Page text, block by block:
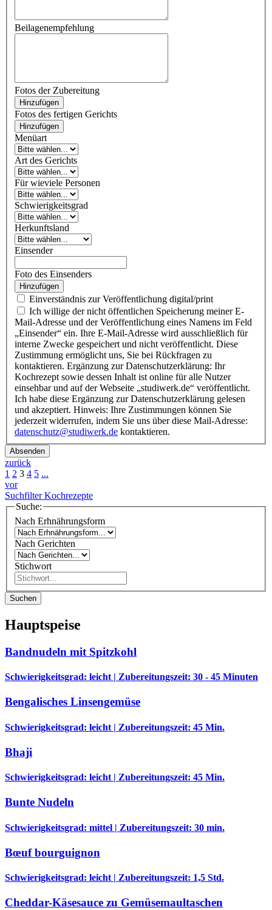
Beilagenempfehlung
Fotos der Zubereitung
Hinzufügen
Fotos des fertigen Gerichts
Hinzufügen
Menüart
Art des Gerichts
Für wieviele Personen
Schwierigkeitsgrad
Herkunftsland
Einsender
Foto des Einsenders
Hinzufügen
Einverständnis zur Veröffentlichung digital/print
Ich willige der nicht öffentlichen Speicherung meiner E-
Mail-Adresse und der Veröffentlichung eines Namens im Feld
„Einsender“ ein. Ihre E-Mail-Adresse wird ausschließlich für
interne Zwecke gespeichert und nicht veröffentlicht. Diese
Zustimmung ermöglicht uns, Sie bei Rückfragen zu
kontaktieren. Ergänzung zur Datenschutzerklärung: Ihr
Kochrezept sowie dessen Inhalt ist online für alle Nutzer
einsehbar und auf der Webseite „studiwerk.de“ veröffentlicht.
Ich habe diese Ergänzung zur Datenschutzerklärung gelesen
und akzeptiert. Hinweis: Ihre Zustimmungen können Sie
jederzeit widerrufen, indem Sie uns über diese Mail-Adresse:
datenschutz@studiwerk.de kontaktieren.
Absenden
zurück
1 2 3 4 5 ...
vor
Suchfilter Kochrezepte
Suche:
Nach Erhnährungsform
Nach Gerichten
Stichwort
Suchen
Hauptspeise
Bandnudeln mit Spitzkohl
Schwierigkeitsgrad: leicht | Zubereitungszeit: 30 - 45 Minuten
Bengalisches Linsengemüse
Schwierigkeitsgrad: leicht | Zubereitungszeit: 45 Min.
Bhaji
Schwierigkeitsgrad: leicht | Zubereitungszeit: 45 Min.
Bunte Nudeln
Schwierigkeitsgrad: mittel | Zubereitungszeit: 30 min.
Bœuf bourguignon
Schwierigkeitsgrad: leicht | Zubereitungszeit: 1,5 Std.
Cheddar-Käsesauce zu Gemüsemaultaschen